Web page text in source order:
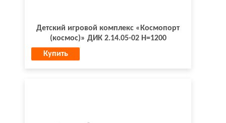
Детский игровой комплекс «Космопорт
(космос)» ДИК 2.14.05-02 H=1200
Купить